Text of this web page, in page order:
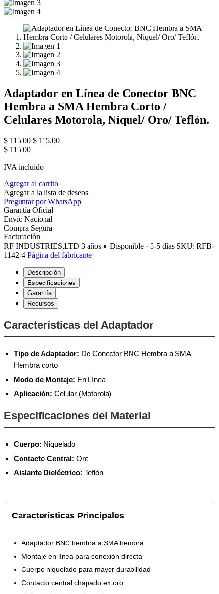
Adaptador en Línea de Conector BNC
Hembra a SMA Hembra Corto /
Celulares Motorola, Níquel/ Oro/ Teflón.
$ 115.00 $115.00
$ 115.00
IVA incluido
Agregar al carrito
Agregar a la lista de deseos
Preguntar por WhatsApp
Garantía Oficial
Envío Nacional
Compra Segura
Facturación
RF INDUSTRIES,LTD 3 años ◐ Disponible · 3-5 días SKU: RFB-
1142-4 Página del fabricante
Descripción
Especificaciones
Garantía
Recursos
Características del Adaptador
Tipo de Adaptador: De Conector BNC Hembra a SMA
Hembra corto
Modo de Montaje: En Línea
Aplicación: Celular (Motorola)
Especificaciones del Material
Cuerpo: Niquelado
Contacto Central: Oro
Aislante Dieléctrico: Teflón
Características Principales
Adaptador BNC hembra a SMA hembra
Montaje en línea para conexión directa
Cuerpo niquelado para mayor durabilidad
Contacto central chapado en oro